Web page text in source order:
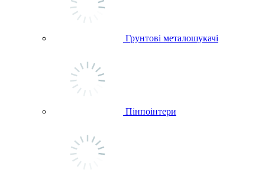
Грунтові металошукачі
Пінпоінтери